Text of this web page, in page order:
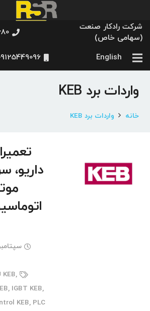
شرکت رادکار صنعت
(سهامی خاص)
English
واردات برد KEB
خانه واردات برد KEB
داریو،
سپتامبر 5,
KEB,
, IGBT KEB,
KEB, PLC برند KEB